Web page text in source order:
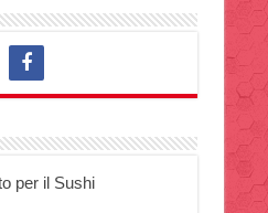
per il Sushi